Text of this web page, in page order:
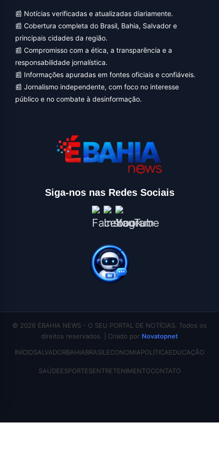
📰 Notícias verificadas e atualizadas diariamente.
📰 Cobertura completa do Brasil, Bahia, Salvador e
principais cidades da região.
📰 Compromisso com a ética, a transparência e a
responsabilidade jornalística.
📰 Informações apuradas em fontes oficiais e confiáveis.
📰 Jornalismo independente, com foco no interesse
público e no combate à desinformação.
Siga-nos nas Redes Sociais
© 2026 ÉBAHIA NEWS - O SEU PORTAL DE NOTÍCIAS. Todos os
direitos reservados. | Criado por Novatopnet
INÍCIOSALVADORBAHIABRASIL ECONOMIAPOLÍTICAEDUCAÇÃO
SAÚDEESPORTESENTRETENIMENTOCONTATO